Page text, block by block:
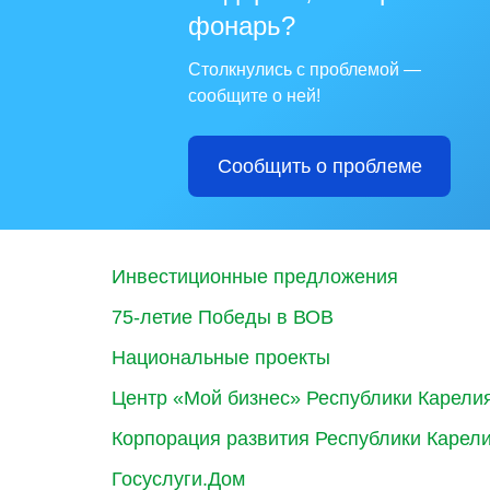
фонарь?
Столкнулись с проблемой —
сообщите о ней!
Сообщить о проблеме
Инвестиционные предложения
75-летие Победы в ВОВ
Национальные проекты
Центр «Мой бизнес» Республики
Корпорация развития Республики
Госуслуги.Дом